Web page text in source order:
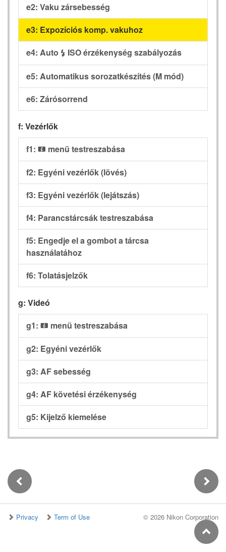
e2: Vaku zársebesség
e3: Expozíciós komp. vakuhoz
e4: Auto c ISO érzékenység szabályozás
e5: Automatikus sorozatkészítés (M mód)
e6: Zárósorrend
f: Vezérlők
f1: i menü testreszabása
f2: Egyéni vezérlők (lövés)
f3: Egyéni vezérlők (lejátszás)
f4: Parancstárcsák testreszabása
f5: Engedje el a gombot a tárcsa
használatához
f6: Tolatásjelzők
g: Videó
g1: i menü testreszabása
g2: Egyéni vezérlők
g3: AF sebesség
g4: AF követési érzékenység
g5: Kijelző kiemelése
Privacy Term of Use © 2026 Nikon Corporation